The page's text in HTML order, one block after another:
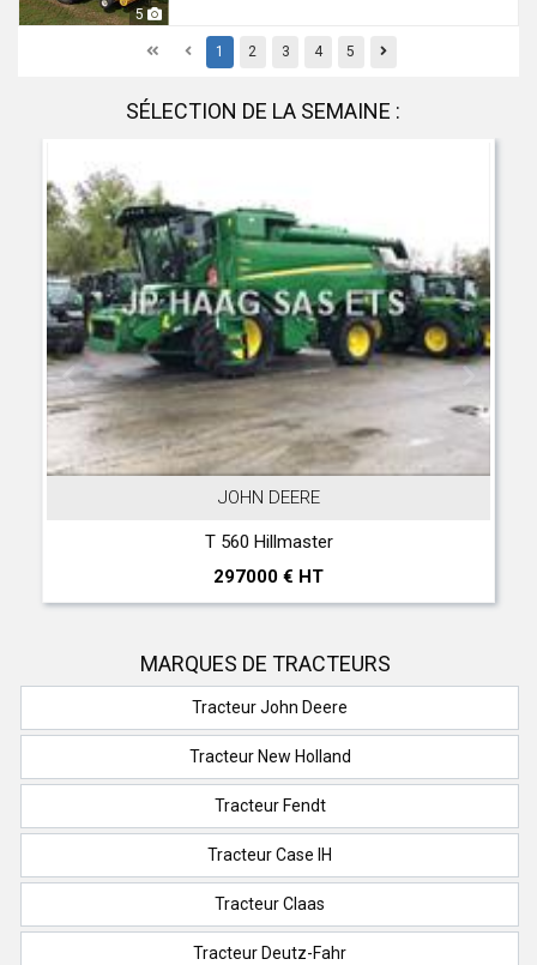
5
FirstPrevious
1 2 3 4 5 Previous
SÉLECTION DE LA SEMAINE :
JOHN DEERE
T 560 Hillmaster
297000 € HT
MARQUES DE TRACTEURS
Tracteur John Deere
Tracteur New Holland
Tracteur Fendt
Tracteur Case IH
Tracteur Claas
Tracteur Deutz-Fahr